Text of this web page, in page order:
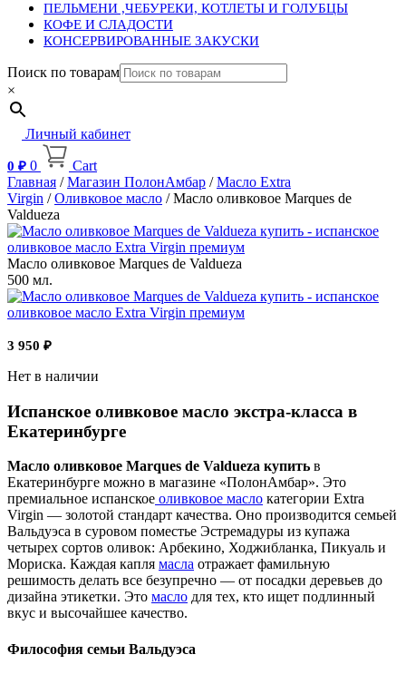
ПЕЛЬМЕНИ ,ЧЕБУРЕКИ, КОТЛЕТЫ И ГОЛУБЦЫ
КОФЕ И СЛАДОСТИ
КОНСЕРВИРОВАННЫЕ ЗАКУСКИ
Поиск по товарам
×
Личный кабинет
0 ₽ 0
Cart
Главная /Магазин ПолонАмбар /Масло Extra
Virgin /Оливковое масло / Масло оливковое Marques de
Valdueza
Масло оливковое Marques de Valdueza
500 мл.
3 950 ₽
Нет в наличии
Испанское оливковое масло экстра-класса в
Екатеринбурге
Масло оливковое Marques de Valdueza купить в
Екатеринбурге можно в магазине «ПолонАмбар». Это
премиальное испанское оливковое масло категории Extra
Virgin — золотой стандарт качества. Оно производится семьей
Вальдуэса в суровом поместье Эстремадуры из купажа
четырех сортов оливок: Арбекино, Ходжибланка, Пикуаль и
Мориска. Каждая капля масла отражает фамильную
решимость делать все безупречно — от посадки деревьев до
дизайна этикетки. Это масло для тех, кто ищет подлинный
вкус и высочайшее качество.
Философия семьи Вальдуэса